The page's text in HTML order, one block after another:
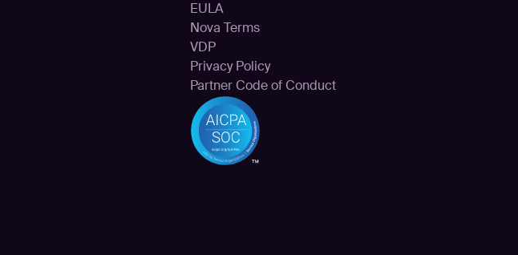
EULA
Nova Terms
VDP
Privacy Policy
Partner Code of Conduct